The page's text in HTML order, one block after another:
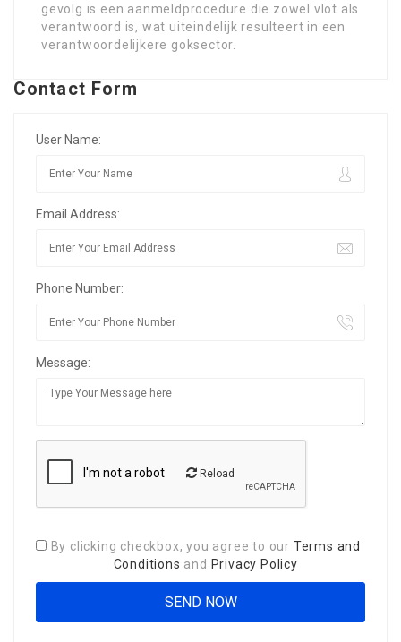
gevolg is een aanmeldprocedure die zowel vlot als
verantwoord is, wat uiteindelijk resulteert in een
verantwoordelijkere goksector.
Contact Form
User Name:
Email Address:
Phone Number:
Message:
Reload
By clicking checkbox, you agree to our Terms and
Conditions and Privacy Policy